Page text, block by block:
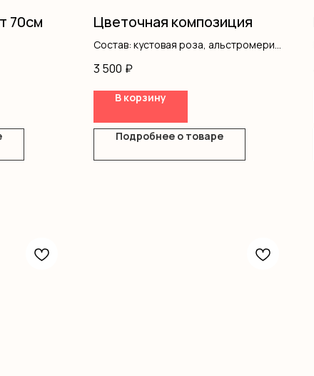
70см Цветочная композиция
Состав: кустовая роза, альстромерия,
3 500 ₽
В корзину
Подробнее о товаре